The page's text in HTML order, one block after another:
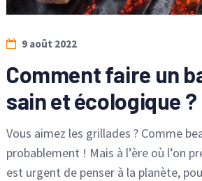
9 août 2022
Comment faire un
sain et écologique ?
Vous aimez les grillades ? Comme
probablement ! Mais à l’ère où l’on
est urgent de penser à la planète,